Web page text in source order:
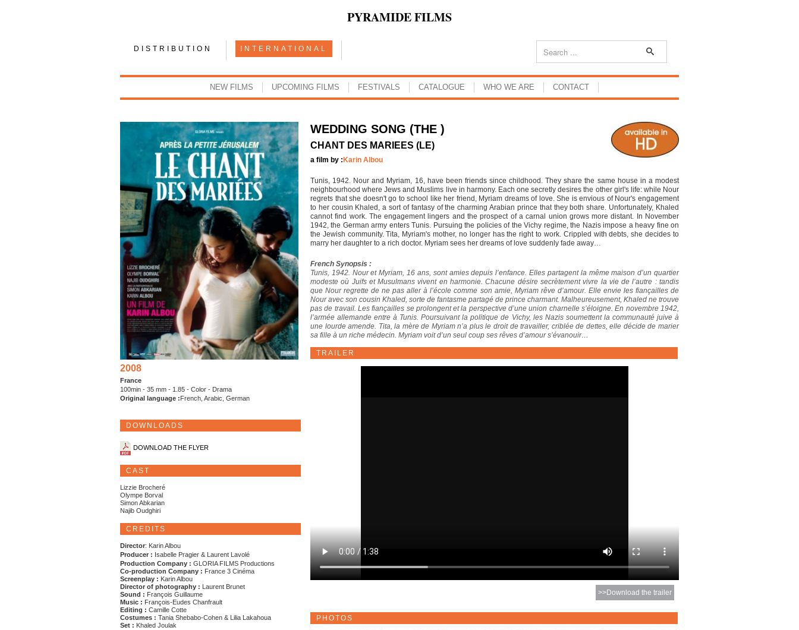
PYRAMIDE FILMS
DISTRIBUTION INTERNATIONAL
NEW FILMS UPCOMING FILMS FESTIVALS CATALOGUE WHO WE ARE CONTACT
2008
France
100min - 35 mm - 1.85 - Color - Drama
Original language : French, Arabic, German
DOWNLOADS
DOWNLOAD THE FLYER
CAST
Lizzie Brocheré
Olympe Borval
Simon Abkarian
Najib Oudghiri
CREDITS
Director: Karin Albou
Producer : Isabelle Pragier & Laurent Lavolé
Production Company : GLORIA FILMS Productions
Co-production Company : France 3 Cinéma
Screenplay : Karin Albou
Director of photography :
Laurent Brunet
Sound : François Guillaume
Music : François-Eudes Chanfrault
Editing : Camille Cotte
Costumes : Tania Shebabo-Cohen & Lilia Lakahoua
Set : Khaled Joulak
WEDDING SONG (THE )
CHANT DES MARIEES (LE)
a film by : Karin Albou
Tunis, 1942. Nour and Myriam, 16, have been friends since childhood. They share the same house in a modest
neighbourhood where Jews and Muslims live in harmony. Each one secretly desires the other girl's life: while Nour
regrets that she doesn't go to school like her friend, Myriam dreams of love. She is envious of Nour's engagement
to her cousin Khaled, a sort of fantasy of the charming Arabian prince that they both share. Unfortunately, Khaled
cannot find work. The engagement lingers and the prospect of a carnal union grows more distant. In November
1942, the German army enters Tunis. Pursuing the policies of the Vichy regime, the Nazis impose a heavy fine on
the Jewish community. Tita, Myriam's mother, no longer has the right to work. Crippled with debts, she decides to
marry her daughter to a rich doctor. Myriam sees her dreams of love suddenly fade away…
French Synopsis :
Tunis, 1942. Nour et Myriam, 16 ans, sont amies depuis l’enfance. Elles partagent la même maison d’un quartier
modeste où Juifs et Musulmans vivent en harmonie. Chacune désire secrètement vivre la vie de l’autre : tandis
que Nour regrette de ne pas aller à l’école comme son amie, Myriam rêve d’amour. Elle envie les fiançailles de
Nour avec son cousin Khaled, sorte de fantasme partagé de prince charmant. Malheureusement, Khaled ne trouve
pas de travail. Les fiançailles se prolongent et la perspective d’une union charnelle s’éloigne. En novembre 1942,
l’armée allemande entre à Tunis. Poursuivant la politique de Vichy, les Nazis soumettent la communauté juive à
une lourde amende. Tita, la mère de Myriam n’a plus le droit de travailler, criblée de dettes, elle décide de marier
sa fille à un riche médecin. Myriam voit d’un seul coup ses rêves d’amour s’évanouir…
TRAILER
>>Download the trailer
PHOTOS